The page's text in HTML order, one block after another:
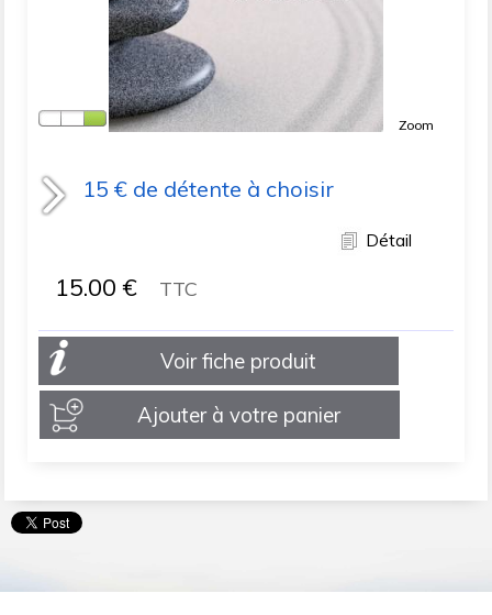
Zoom
15 € de détente à choisir
Détail
15.00 € TTC
Voir fiche produit
Ajouter à votre panier